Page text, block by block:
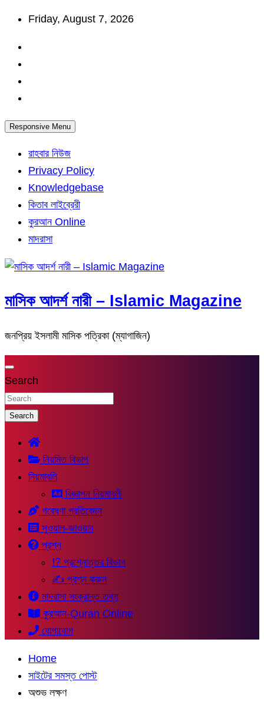
Skip
content
Friday, August 7, 2026
Responsive Menu
রাহবার নিউজ
Privacy Policy
Knowledgebase
কিতাব লাইব্রেরী
কুরআন Online
মাদরাসা
মাসিক আদর্শ নারী – Islamic Magazine
জনপ্রিয় ইসলামী মাসিক পত্রিকা (ম্যাগাজিন)
Search
Search
নিয়মিত বিভাগ
নিয়মাবলি
বিজ্ঞাপন নিয়মাবলী
গবেষণা প্রতিবেদন
সুওয়াল-জাওয়াব
প্রশ্ন
⁉ প্রশ্নোত্তর বিভাগ
✍ প্রশ্ন করুন
মাদরাসা সংক্রান্ত তথ্য
কুরআন-Quran Online
যোগাযোগ
Home
সাইটের সমস্ত পোস্ট
অশুভ লক্ষণ